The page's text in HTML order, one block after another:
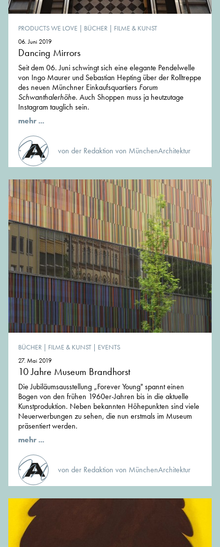
PRODUCTS WE LOVE | BÜCHER | FILME & KUNST
06. Juni 2019
Dancing Mirrors
Seit dem 06. Juni schwingt sich eine elegante Pendelwelle
von Ingo Maurer und Sebastian Hepting über der Rolltreppe
des neuen Münchner Einkaufsquartiers Forum
Schwanthalerhöhe. Auch Shoppen muss ja heutzutage
Instagram tauglich sein.
mehr ...
von der Redaktion von MünchenArchitektur
BÜCHER | FILME & KUNST | EVENTS
27. Mai 2019
10 Jahre Museum Brandhorst
Die Jubiläumsausstellung „Forever Young" spannt einen
Bogen von den frühen 1960er-Jahren bis in die aktuelle
Kunstproduktion. Neben bekannten Höhepunkten sind viele
Neuerwerbungen zu sehen, die nun erstmals im Museum
präsentiert werden.
mehr ...
von der Redaktion von MünchenArchitektur